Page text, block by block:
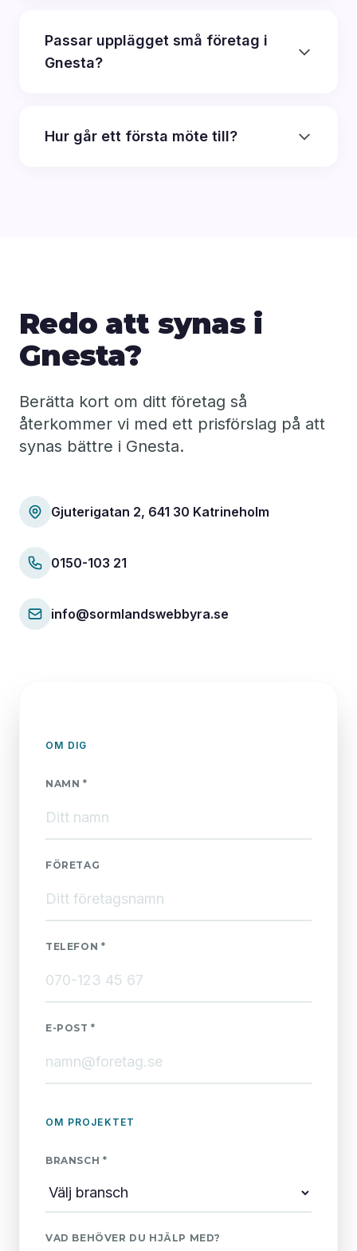
Passar upplägget små företag i
Gnesta?
Hur går ett första möte till?
Redo att synas i
Gnesta?
Berätta kort om ditt företag så
återkommer vi med ett prisförslag på att
synas bättre i Gnesta.
Gjuterigatan 2, 641 30 Katrineholm
0150-103 21
info@sormlandswebbyra.se
OM DIG
NAMN *
FÖRETAG
TELEFON *
E-POST *
OM PROJEKTET
BRANSCH *
VAD BEHÖVER DU HJÄLP MED?